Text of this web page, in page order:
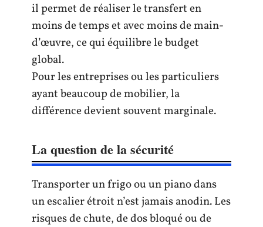
il permet de réaliser le transfert en
moins de temps et avec moins de main-
d’œuvre, ce qui équilibre le budget
global.
Pour les entreprises ou les particuliers
ayant beaucoup de mobilier, la
différence devient souvent marginale.
La question de la sécurité
Transporter un frigo ou un piano dans
un escalier étroit n’est jamais anodin. Les
risques de chute, de dos bloqué ou de